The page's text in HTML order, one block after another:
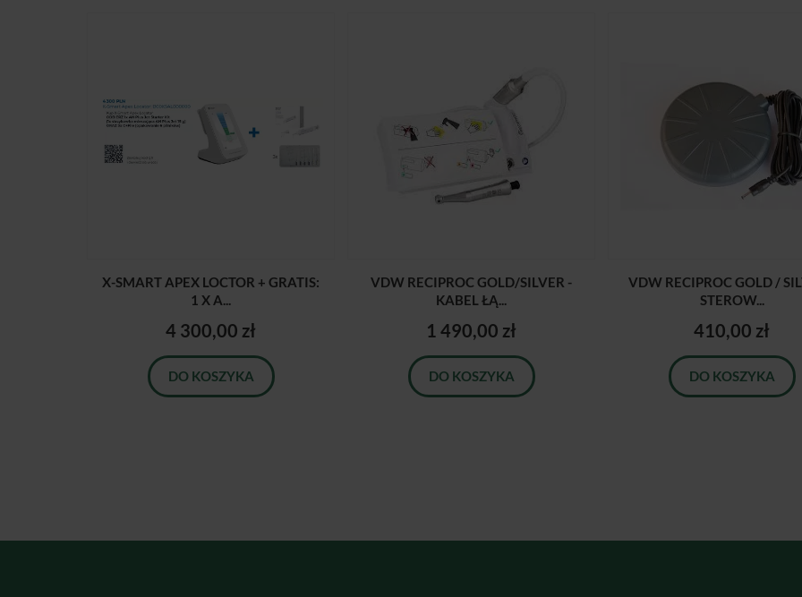
X-SMART APEX LOCTOR + GRATIS:
1 X A...
4 300,00 zł
DO KOSZYKA
VDW RECIPROC GOLD/SILVER -
KABEL ŁĄ...
1 490,00 zł
DO KOSZYKA
VDW RECIPROC GOLD /
STEROW...
410,00 zł
DO KOSZYKA